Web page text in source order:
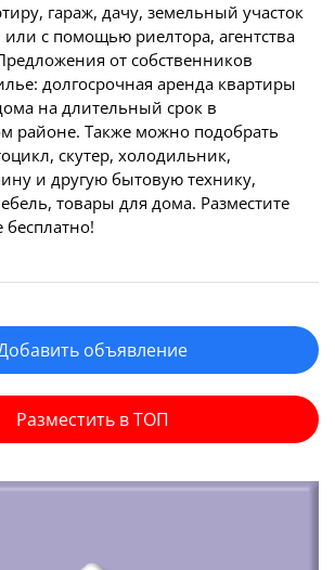
гараж, дачу, земельный участок
или с помощью риелтора, агентства
от собственников
долгосрочная аренда квартиры
на длительный срок в
районе. Также можно подобрать
скутер, холодильник,
и другую бытовую технику,
товары для дома. Разместите
объявление
Разместить в ТОП